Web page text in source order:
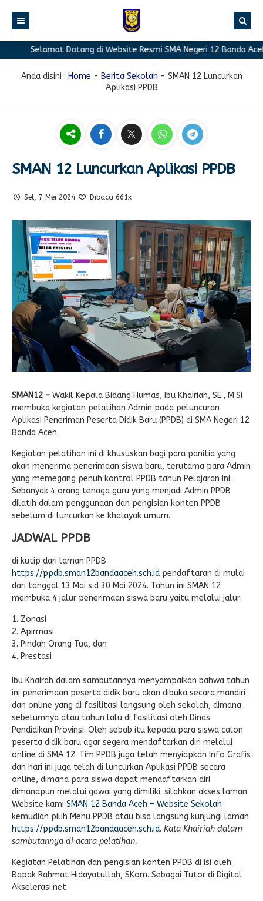
BERANDA
PROFIL
Akreditasi
Komite
Osis
Berita Sekolah
Artikel
Agenda
Ekstrakurikuler
Klub Bahasa
Design Grafis
Ekonomi Kreatif
FASILITAS
VIDEO
DOWNLOAD
TAUTAN
E-LEARNING
ABSENSI
Absensi Guru
Selamat Datang di Website Resmi SMA Negeri 12 Banda Aceh
Anda disini : Home - Berita Sekolah - SMAN 12 Luncurkan
Aplikasi PPDB
SMAN 12 Luncurkan Aplikasi PPDB
Sel, 7 Mei 2024 Dibaca 661x
SMAN12 – Wakil Kepala Bidang Humas, Ibu Khairiah, SE., M.Si
membuka kegiatan pelatihan Admin pada peluncuran
Aplikasi Peneriman Peserta Didik Baru (PPDB) di SMA Negeri 12
Banda Aceh.
Kegiatan pelatihan ini di khususkan bagi para panitia yang
akan menerima penerimaan siswa baru, terutama para Admin
yang memegang penuh kontrol PPDB tahun Pelajaran ini.
Sebanyak 4 orang tenaga guru yang menjadi Admin PPDB
dilatih dalam penggunaan dan pengisian konten PPDB
sebelum di luncurkan ke khalayak umum.
JADWAL PPDB
di kutip dari laman PPDB
https://ppdb.sman12bandaaceh.sch.id pendaftaran di mulai
dari tanggal 13 Mai s.d 30 Mai 2024. Tahun ini SMAN 12
membuka 4 jalur penerimaan siswa baru yaitu melalui jalur:
Zonasi
Apirmasi
Pindah Orang Tua, dan
Prestasi
Ibu Khairah dalam sambutannya menyampaikan bahwa tahun
ini penerimaan peserta didik baru akan dibuka secara mandiri
dan online yang di fasilitasi langsung oleh sekolah, dimana
sebelumnya atau tahun lalu di fasilitasi oleh Dinas
Pendidikan Provinsi. Oleh sebab itu kepada para siswa calon
peserta didik baru agar segera mendaftarkan diri melalui
online di SMA 12. Tim PPDB juga telah menyiapkan Info Grafis
dan hari ini juga telah di luncurkan Aplikasi PPDB secara
online, dimana para siswa dapat mendaftarkan diri
dimanapun melalui gawai yang dimiliki. silahkan akses laman
Website kami SMAN 12 Banda Aceh – Website Sekolah
kemudian pilih Menu PPDB atau bisa langsung kunjungi laman
https://ppdb.sman12bandaaceh.sch.id. Kata Khairiah dalam
sambutannya di acara pelatihan.
Kegiatan Pelatihan dan pengisian konten PPDB di isi oleh
Bapak Rahmat Hidayatullah, SKom. Sebagai Tutor di Digital
Akselerasi.net